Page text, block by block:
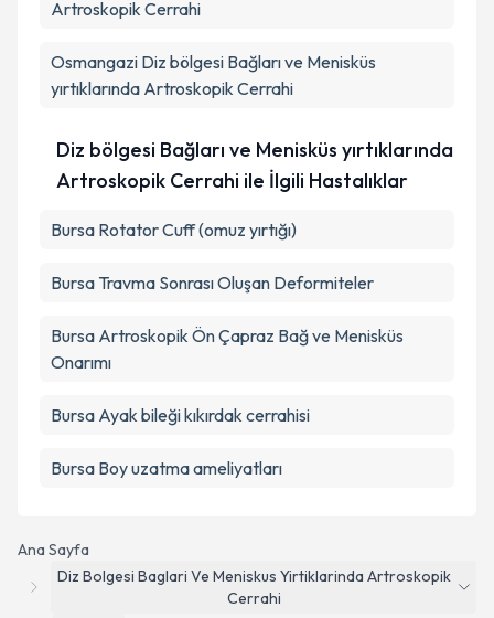
Takvim Talebini Gönder
Ana Sayfa
Diz Bolgesi Baglari Ve Meniskus Yirtiklarinda Artroskopik
Cerrahi
Artroskopik Cerrahi
Osmangazi Diz bölgesi Bağları ve Menisküs
yırtıklarında Artroskopik Cerrahi
Diz bölgesi Bağları ve Menisküs yırtıklarında
Artroskopik Cerrahi ile İlgili Hastalıklar
Bursa Rotator Cuff (omuz yırtığı)
Bursa Travma Sonrası Oluşan Deformiteler
Bursa Artroskopik Ön Çapraz Bağ ve Menisküs
Onarımı
Bursa Ayak bileği kıkırdak cerrahisi
Bursa Boy uzatma ameliyatları